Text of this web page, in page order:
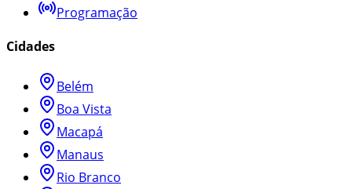
Programação
Cidades
Belém
Boa Vista
Macapá
Manaus
Rio Branco